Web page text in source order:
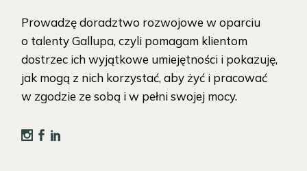
Prowadzę doradztwo rozwojowe w oparciu
o talenty Gallupa, czyli pomagam klientom
dostrzec ich wyjątkowe umiejętności i pokazuję,
jak mogą z nich korzystać, aby żyć i pracować
w zgodzie ze sobą i w pełni swojej mocy.